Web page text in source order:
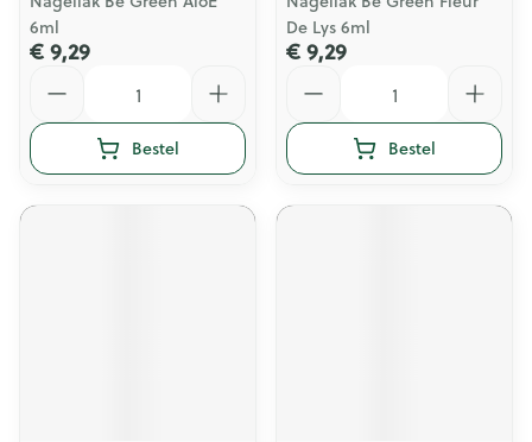
6ml
€ 9,29
Bestel
De Lys 6ml
€ 9,29
Bestel